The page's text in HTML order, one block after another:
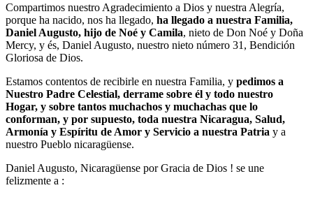
Compartimos nuestro Agradecimiento a Dios y nuestra Alegría,
porque ha nacido, nos ha llegado, ha llegado a nuestra Familia,
Daniel Augusto, hijo de Noé y Camila, nieto de Don Noé y Doña
Mercy, y és, Daniel Augusto, nuestro nieto número 31, Bendición
Gloriosa de Dios.
Estamos contentos de recibirle en nuestra Familia, y pedimos a
Nuestro Padre Celestial, derrame sobre él y todo nuestro
Hogar, y sobre tantos muchachos y muchachas que lo
conforman, y por supuesto, toda nuestra Nicaragua, Salud,
Armonía y Espíritu de Amor y Servicio a nuestra Patria y a
nuestro Pueblo nicaragüense.
Daniel Augusto, Nicaragüense por Gracia de Dios ! se une
felizmente a :